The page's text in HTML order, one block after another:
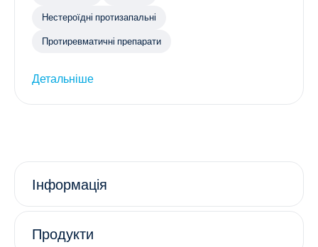
Нестероїдні протизапальні
Протиревматичні препарати
Детальніше
Інформація
Продукти